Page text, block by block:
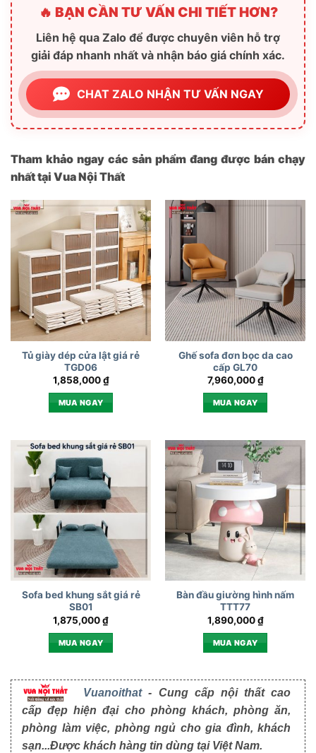
🔥 BẠN CẦN TƯ VẤN CHI TIẾT HƠN?
Liên hệ qua Zalo để được chuyên viên hỗ trợ
giải đáp nhanh nhất và nhận báo giá chính xác.
CHAT ZALO NHẬN TƯ VẤN NGAY
Tham khảo ngay các sản phẩm đang được bán chạy
nhất tại Vua Nội Thất
Tủ giày dép cửa lật giá rẻ
TGD06
1,858,000₫
MUA NGAY
Ghế sofa đơn bọc da cao
cấp GL70
7,960,000₫
MUA NGAY
Sofa bed khung sắt giá rẻ
SB01
1,875,000₫
MUA NGAY
Bàn đầu giường hình nấm
TTT77
1,890,000₫
MUA NGAY
Vuanoithat- Cung cấp nội thất cao
cấp đẹp hiện đại cho phòng khách, phòng ăn,
phòng làm việc, phòng ngủ cho gia đình, khách
sạn...Được khách hàng tin dùng tại Việt Nam.